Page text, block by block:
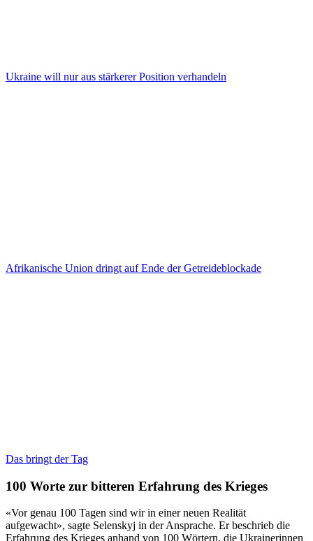
Ukraine will nur aus stärkerer Position verhandeln
Afrikanische Union dringt auf Ende der Getreideblockade
Das bringt der Tag
100 Worte zur bitteren Erfahrung des Krieges
«Vor genau 100 Tagen sind wir in einer neuen Realität
aufgewacht», sagte Selenskyj in der Ansprache. Er beschrieb die
Erfahrung des Krieges anhand von 100 Wörtern, die Ukrainerinnen